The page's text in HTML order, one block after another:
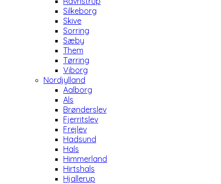
Silkeborg
Skive
Sorring
Sæby
Them
Tørring
Viborg
Nordjylland
Aalborg
Als
Brønderslev
Fjerritslev
Frejlev
Hadsund
Hals
Himmerland
Hirtshals
Hjallerup